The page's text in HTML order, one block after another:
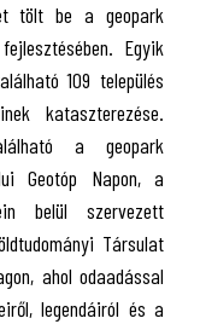
tölt be a geopark
Egyik
109 település
kataszterezése.
a geopark
Geotóp Napon, a
belül szervezett
Társulat
ahol odaadással
legendáiról és a